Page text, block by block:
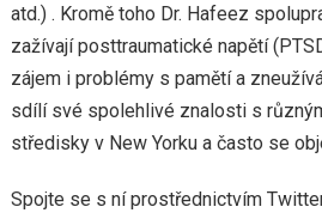
atd.) . Kromě toho Dr. Hafeez
zažívají posttraumatické napětí
zájem i problémy s pamětí a
sdílí své spolehlivé znalosti s
středisky v New Yorku a často se
Spojte se s ní prostřednictvím